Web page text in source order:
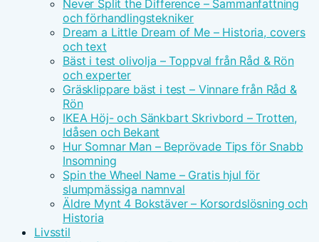
Never Split the Difference – Sammanfattning
och förhandlingstekniker
Dream a Little Dream of Me – Historia, covers
och text
Bäst i test olivolja – Toppval från Råd & Rön
och experter
Gräsklippare bäst i test – Vinnare från Råd &
Rön
IKEA Höj- och Sänkbart Skrivbord – Trotten,
Idåsen och Bekant
Hur Somnar Man – Beprövade Tips för Snabb
Insomning
Spin the Wheel Name – Gratis hjul för
slumpmässiga namnval
Äldre Mynt 4 Bokstäver – Korsordslösning och
Historia
Livsstil